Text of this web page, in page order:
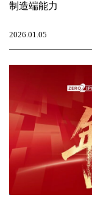
制造端能力
2026.01.05